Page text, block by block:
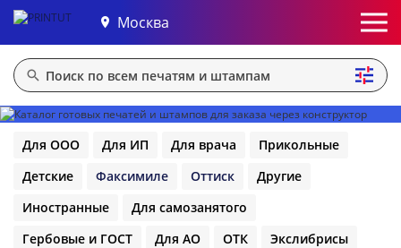
Москва
Для ООО Для ИП Для врача
Прикольные
Детские
Факсимиле Оттиск
Другие
Иностранные
Для самозанятого
Гербовые и ГОСТ
Для АО ОТК Экслибрисы